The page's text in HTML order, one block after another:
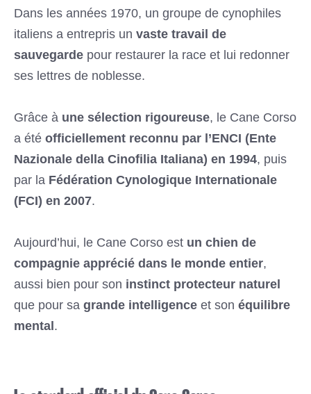
Dans les années 1970, un groupe de cynophiles
italiens a entrepris un vaste travail de
sauvegarde pour restaurer la race et lui redonner
ses lettres de noblesse.
Grâce à une sélection rigoureuse, le Cane Corso
a été officiellement reconnu par l’ENCI (Ente
Nazionale della Cinofilia Italiana) en 1994, puis
par la Fédération Cynologique Internationale
(FCI) en 2007.
Aujourd’hui, le Cane Corso est un chien de
compagnie apprécié dans le monde entier,
aussi bien pour son instinct protecteur naturel
que pour sa grande intelligence et son équilibre
mental.